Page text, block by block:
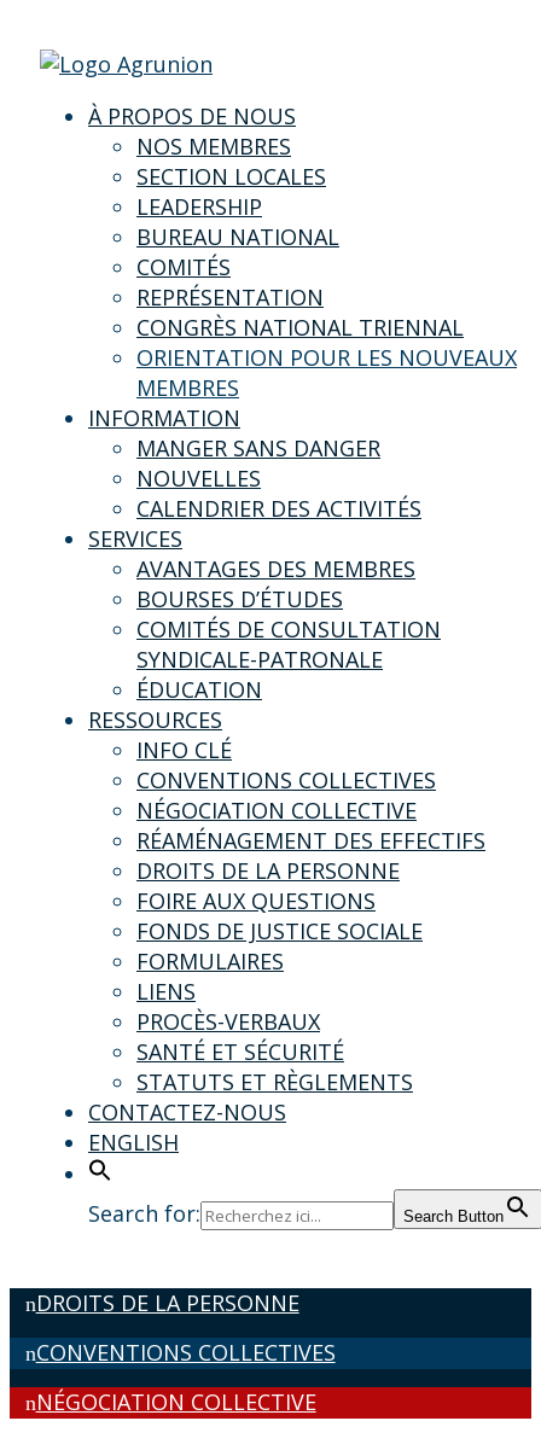
À PROPOS DE NOUS
NOS MEMBRES
SECTION LOCALES
LEADERSHIP
BUREAU NATIONAL
COMITÉS
REPRÉSENTATION
CONGRÈS NATIONAL TRIENNAL
ORIENTATION POUR LES NOUVEAUX
MEMBRES
INFORMATION
MANGER SANS DANGER
NOUVELLES
CALENDRIER DES ACTIVITÉS
SERVICES
AVANTAGES DES MEMBRES
BOURSES D’ÉTUDES
COMITÉS DE CONSULTATION
SYNDICALE-PATRONALE
ÉDUCATION
RESSOURCES
INFO CLÉ
CONVENTIONS COLLECTIVES
NÉGOCIATION COLLECTIVE
RÉAMÉNAGEMENT DES EFFECTIFS
DROITS DE LA PERSONNE
FOIRE AUX QUESTIONS
FONDS DE JUSTICE SOCIALE
FORMULAIRES
LIENS
PROCÈS-VERBAUX
SANTÉ ET SÉCURITÉ
STATUTS ET RÈGLEMENTS
CONTACTEZ-NOUS
ENGLISH
Search for: Search Button
DROITS DE LA PERSONNE
CONVENTIONS COLLECTIVES
NÉGOCIATION COLLECTIVE